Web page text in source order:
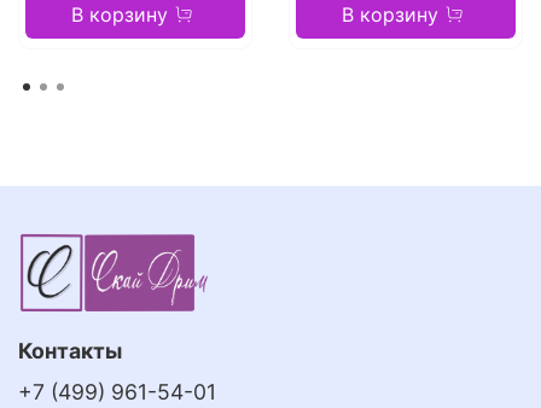
В корзину В корзину
Контакты
+7 (499) 961-54-01